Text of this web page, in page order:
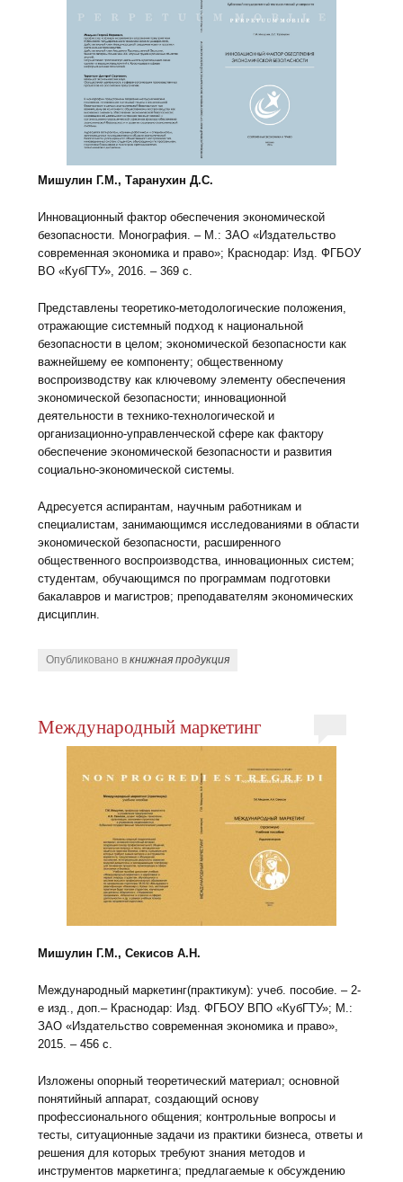
Мишулин Г.М., Таранухин Д.С.
Инновационный фактор обеспечения экономической
безопасности. Монография. – М.: ЗАО «Издательство
современная экономика и право»; Краснодар: Изд. ФГБОУ
ВО «КубГТУ», 2016. – 369 с.
Представлены теоретико-методологические положения,
отражающие системный подход к национальной
безопасности в целом; экономической безопасности как
важнейшему ее компоненту; общественному
воспроизводству как ключевому элементу обеспечения
экономической безопасности; инновационной
деятельности в технико-технологической и
организационно-управленческой сфере как фактору
обеспечение экономической безопасности и развития
социально-экономической системы.
Адресуется аспирантам, научным работникам и
специалистам, занимающимся исследованиями в области
экономической безопасности, расширенного
общественного воспроизводства, инновационных систем;
студентам, обучающимся по программам подготовки
бакалавров и магистров; преподавателям экономических
дисциплин.
Опубликовано вкнижная продукция
Международный маркетинг
Мишулин Г.М., Секисов А.Н.
Международный маркетинг(практикум): учеб. пособие. – 2-
е изд., доп.– Краснодар: Изд. ФГБОУ ВПО «КубГТУ»; М.:
ЗАО «Издательство современная экономика и право»,
2015. – 456 с.
Изложены опорный теоретический материал; основной
понятийный аппарат, создающий основу
профессионального общения; контрольные вопросы и
тесты, ситуационные задачи из практики бизнеса, ответы и
решения для которых требуют знания методов и
инструментов маркетинга; предлагаемые к обсуждению